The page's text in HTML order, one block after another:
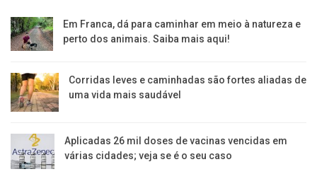
Em Franca, dá para caminhar em meio à natureza e
perto dos animais. Saiba mais aqui!
Corridas leves e caminhadas são fortes aliadas de
uma vida mais saudável
Aplicadas 26 mil doses de vacinas vencidas em
várias cidades; veja se é o seu caso